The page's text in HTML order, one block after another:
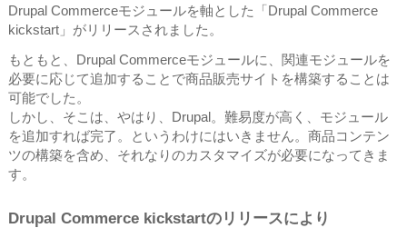
Drupal Commerceモジュールを軸とした「Drupal Commerce
kickstart」がリリースされました。
もともと、Drupal Commerceモジュールに、関連モジュールを
必要に応じて追加することで商品販売サイトを構築することは
可能でした。
しかし、そこは、やはり、Drupal。難易度が高く、モジュール
を追加すれば完了。というわけにはいきません。商品コンテン
ツの構築を含め、それなりのカスタマイズが必要になってきま
す。
Drupal Commerce kickstartのリリースにより